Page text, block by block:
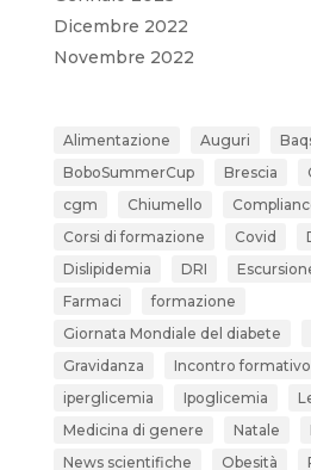
Dicembre 2022
Novembre 2022
Alimentazione Auguri
BoboSummerCup
Brescia
cgm
Chiumello
Corsi di formazione
Covid
Dislipidemia
DRI
Farmaci
formazione
Giornata Mondiale del diabete
Gravidanza
Incontro formativo
iperglicemia
Ipoglicemia
Medicina di genere
Natale
News scientifiche
Obesità